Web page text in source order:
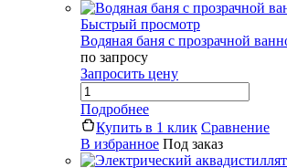
Быстрый просмотр
Водяная баня с прозрачной
по запросу
Запросить цену
Подробнее
Купить в 1 клик Сравнение
В избранное Под заказ